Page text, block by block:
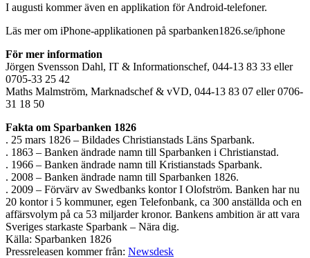
I augusti kommer även en applikation för Android-telefoner.
Läs mer om iPhone-applikationen på sparbanken1826.se/iphone
För mer information
Jörgen Svensson Dahl, IT & Informationschef, 044-13 83 33 eller
0705-33 25 42
Maths Malmström, Marknadschef & vVD, 044-13 83 07 eller 0706-
31 18 50
Fakta om Sparbanken 1826
. 25 mars 1826 – Bildades Christianstads Läns Sparbank.
. 1863 – Banken ändrade namn till Sparbanken i Christianstad.
. 1966 – Banken ändrade namn till Kristianstads Sparbank.
. 2008 – Banken ändrade namn till Sparbanken 1826.
. 2009 – Förvärv av Swedbanks kontor I Olofström. Banken har nu
20 kontor i 5 kommuner, egen Telefonbank, ca 300 anställda och en
affärsvolym på ca 53 miljarder kronor. Bankens ambition är att vara
Sveriges starkaste Sparbank – Nära dig.
Källa: Sparbanken 1826
Pressreleasen kommer från: Newsdesk